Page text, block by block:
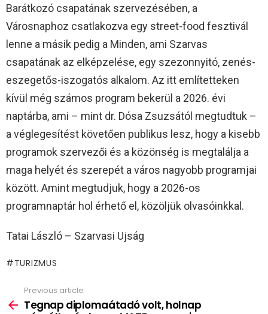
Barátkozó csapatának szervezésében, a
Városnaphoz csatlakozva egy street-food fesztivál
lenne a másik pedig a Minden, ami Szarvas
csapatának az elképzelése, egy szezonnyitó, zenés-
eszegetős-iszogatós alkalom. Az itt említetteken
kívül még számos program bekerül a 2026. évi
naptárba, ami – mint dr. Dósa Zsuzsától megtudtuk –
a véglegesítést követően publikus lesz, hogy a kisebb
programok szervezői és a közönség is megtalálja a
maga helyét és szerepét a város nagyobb programjai
között. Amint megtudjuk, hogy a 2026-os
programnaptár hol érhető el, közöljük olvasóinkkal.
Tatai László – Szarvasi Ujság
TURIZMUS
more
Previous article
Tegnap diplomaátadó volt, holnap